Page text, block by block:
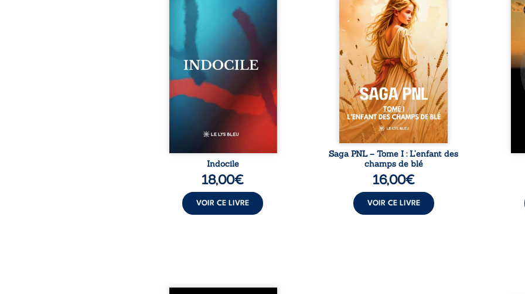
en friction. Entre les silences
qu’on ne déchiffre pas, les
amours qu’on dérange, les
corps qu’on administre et les
liens qu’on sabote, cet ouvrage
parle à celles et ceux qui
vivent trop fort, trop vrai, trop
tôt. Indocile est une traversée.
Une langue nue. Une
insurrection calme. Une
déclaration d’existence pour ...
Indocile
18,00€
VOIR CE LIVRE
dans les blés. Puis la couronne
plia le genou, livrant son
peuple à l’ombre d’Ivorny. À
Atove, Luwel aurait pu
disparaître dans les ruines de
son destin ; pourtant, sous les
pierres d’un temple oublié, des
rebelles lui tendirent la main.
Parmi eux, Atos, général sans
trône mais habité par ...
Saga PNL – Tome I : L’enfant des
champs de blé
16,00€
VOIR CE LIVRE
les
les